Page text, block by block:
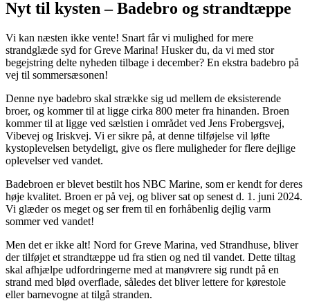
Nyt til kysten – Badebro og strandtæppe
Vi kan næsten ikke vente! Snart får vi mulighed for mere
strandglæde syd for Greve Marina! Husker du, da vi med stor
begejstring delte nyheden tilbage i december? En ekstra badebro på
vej til sommersæsonen!
Denne nye badebro skal strække sig ud mellem de eksisterende
broer, og kommer til at ligge cirka 800 meter fra hinanden. Broen
kommer til at ligge ved sælstien i området ved Jens Frobergsvej,
Vibevej og Iriskvej. Vi er sikre på, at denne tilføjelse vil løfte
kystoplevelsen betydeligt, give os flere muligheder for flere dejlige
oplevelser ved vandet.
Badebroen er blevet bestilt hos NBC Marine, som er kendt for deres
høje kvalitet. Broen er på vej, og bliver sat op senest d. 1. juni 2024.
Vi glæder os meget og ser frem til en forhåbenlig dejlig varm
sommer ved vandet!
Men det er ikke alt! Nord for Greve Marina, ved Strandhuse, bliver
der tilføjet et strandtæppe ud fra stien og ned til vandet. Dette tiltag
skal afhjælpe udfordringerne med at manøvrere sig rundt på en
strand med blød overflade, således det bliver lettere for kørestole
eller barnevogne at tilgå stranden.